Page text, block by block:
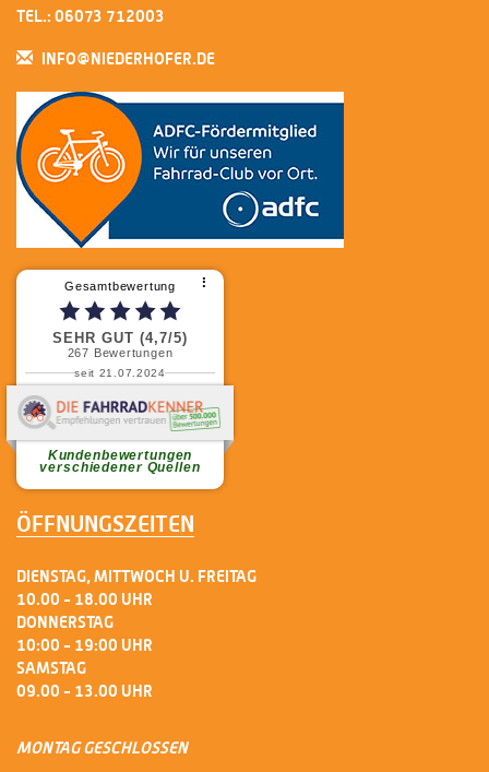
TEL.: 06073 712003
INFO@NIEDERHOFER.DE
Gesamtbewertung ⠇
SEHR GUT (4,7/5)
267 Bewertungen
seit 21.07.2024
Kundenbewertungen
verschiedener Quellen
weiterlesen
ÖFFNUNGSZEITEN
DIENSTAG, MITTWOCH U. FREITAG
10.00 - 18.00 UHR
DONNERSTAG
10:00 - 19:00 UHR
SAMSTAG
09.00 - 13.00 UHR
MONTAG GESCHLOSSEN